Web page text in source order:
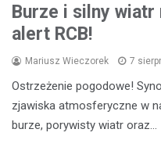
Burze i silny wiatr
alert RCB!
Mariusz Wieczorek 7
Ostrzeżenie pogodowe!
zjawiska atmosferyczne w
burze, porywisty wiatr oraz…